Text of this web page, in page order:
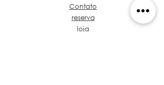
Contato
reserva
loja